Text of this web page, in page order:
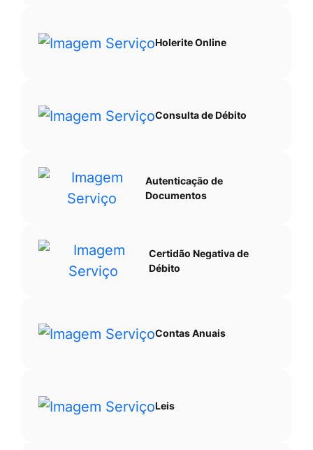
Holerite Online
Consulta de Débito
Autenticação de
Documentos
Certidão Negativa de
Débito
Contas Anuais
Leis